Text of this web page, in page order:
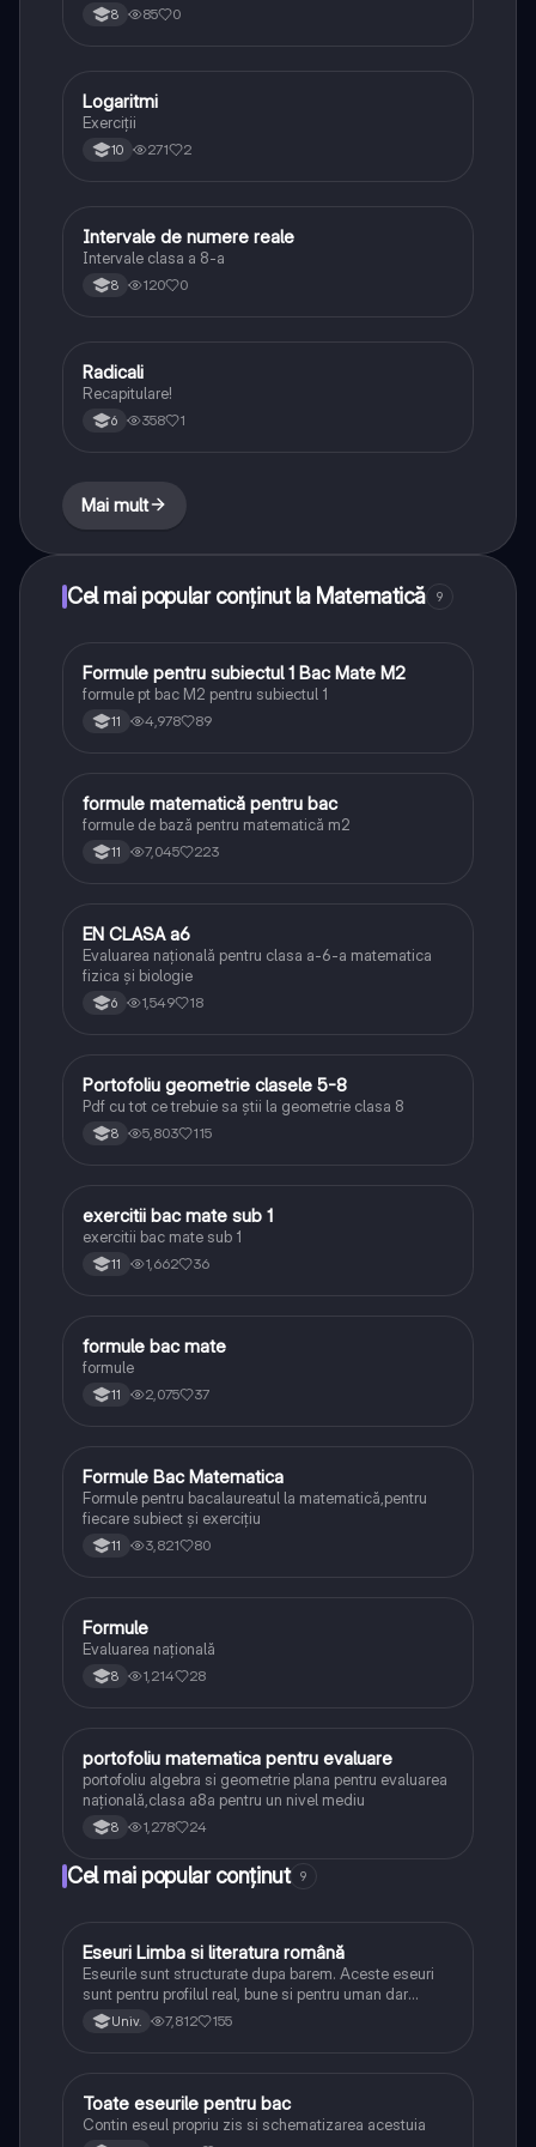
8 85 0
Matematică
Logaritmi
Exerciții
10 271 2
Matematică
Intervale de numere reale
Intervale clasa a 8-a
8 120 0
Matematică
Radicali
Recapitulare!
6 358 1
Mai mult
Cel mai popular conținut la Matematică 9
Matematică
Formule pentru subiectul 1 Bac Mate M2
formule pt bac M2 pentru subiectul 1
11 4,978 89
Matematică
formule matematică pentru bac
formule de bază pentru matematică m2
11 7,045 223
Matematică
EN CLASA a6
Evaluarea națională pentru clasa a-6-a matematica
fizica și biologie
6 1,549 18
Matematică
Portofoliu geometrie clasele 5-8
Pdf cu tot ce trebuie sa știi la geometrie clasa 8
8 5,803 115
Matematică
exercitii bac mate sub 1
exercitii bac mate sub 1
11 1,662 36
Matematică
formule bac mate
formule
11 2,075 37
Matematică
Formule Bac Matematica
Formule pentru bacalaureatul la matematică,pentru
fiecare subiect și exercițiu
11 3,821 80
Matematică
Formule
Evaluarea națională
8 1,214 28
Matematică
portofoliu matematica pentru evaluare
portofoliu algebra si geometrie plana pentru evaluarea
națională,clasa a8a pentru un nivel mediu
8 1,278 24
Cel mai popular conținut 9
Limba și literatura română
Eseuri Limba si literatura română
Eseurile sunt structurate dupa barem. Aceste eseuri
sunt pentru profilul real, bune si pentru uman dar
lipsesc relatiile dintre personaje si caracrerizarile.
Univ. 7,812 155
Limba și literatura română
Toate eseurile pentru bac
Contin eseul propriu zis si schematizarea acestuia